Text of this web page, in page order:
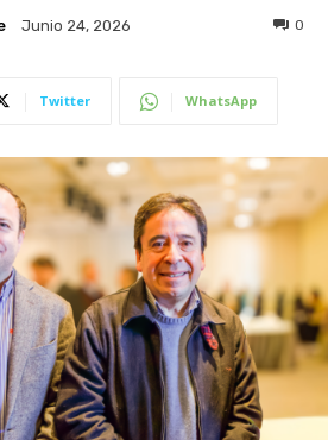
Junio 24, 2026 0
Twitter WhatsApp